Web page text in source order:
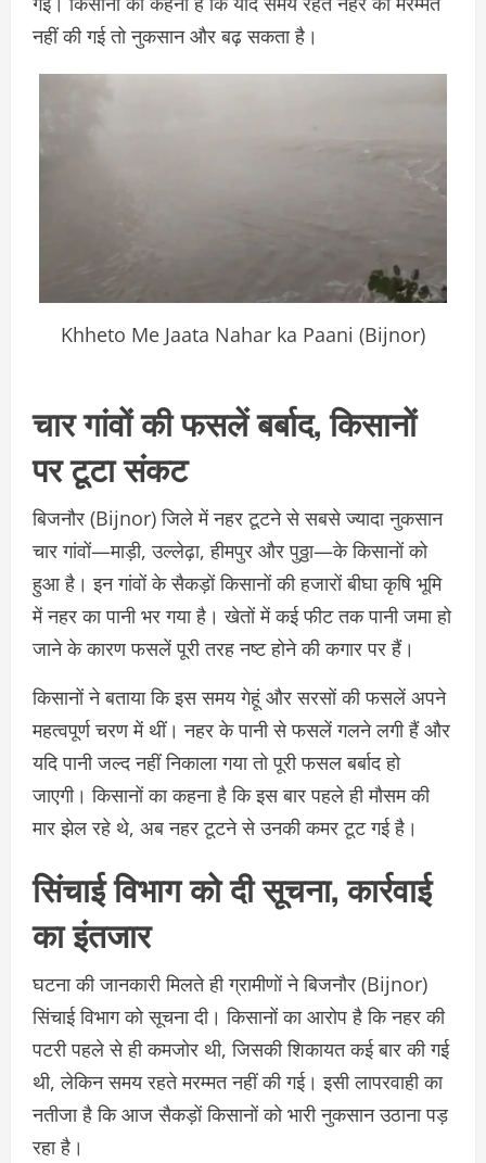
नहीं की गई तो नुकसान और बढ़ सकता है।
Khheto Me Jaata Nahar ka Paani (Bijnor)
चार गांवों की फसलें बर्बाद, किसानों
पर टूटा संकट
बिजनौर (Bijnor) जिले में नहर टूटने से सबसे ज्यादा नुकसान
चार गांवों—माड़ी, उल्लेढ़ा, हीमपुर और पुठ्ठा—के किसानों को
हुआ है। इन गांवों के सैकड़ों किसानों की हजारों बीघा कृषि भूमि
में नहर का पानी भर गया है। खेतों में कई फीट तक पानी जमा हो
जाने के कारण फसलें पूरी तरह नष्ट होने की कगार पर हैं।
किसानों ने बताया कि इस समय गेहूं और सरसों की फसलें अपने
महत्वपूर्ण चरण में थीं। नहर के पानी से फसलें गलने लगी हैं और
यदि पानी जल्द नहीं निकाला गया तो पूरी फसल बर्बाद हो
जाएगी। किसानों का कहना है कि इस बार पहले ही मौसम की
मार झेल रहे थे, अब नहर टूटने से उनकी कमर टूट गई है।
सिंचाई विभाग को दी सूचना, कार्रवाई
का इंतजार
घटना की जानकारी मिलते ही ग्रामीणों ने बिजनौर (Bijnor)
सिंचाई विभाग को सूचना दी। किसानों का आरोप है कि नहर की
पटरी पहले से ही कमजोर थी, जिसकी शिकायत कई बार की गई
थी, लेकिन समय रहते मरम्मत नहीं की गई। इसी लापरवाही का
नतीजा है कि आज सैकड़ों किसानों को भारी नुकसान उठाना पड़
रहा है।